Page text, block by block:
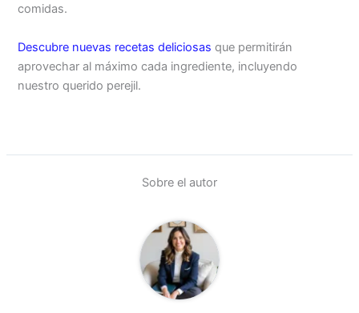
comidas.
Descubre nuevas recetas deliciosas que permitirán
aprovechar al máximo cada ingrediente, incluyendo
nuestro querido perejil.
Sobre el autor